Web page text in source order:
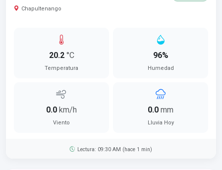
Chapultenango
20.2 °C
Temperatura
96%
Humedad
0.0 km/h
Viento
0.0 mm
Lluvia Hoy
Lectura: 09:30 AM (hace 1 min)